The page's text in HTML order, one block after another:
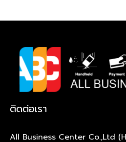
ติดต่อเรา
All Business Center Co.,Ltd